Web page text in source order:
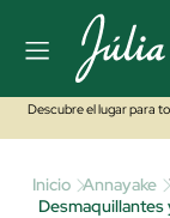
Descubre el lugar para
Inicio Annayake